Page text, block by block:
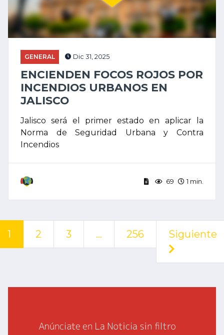
GENERAL Dic 31, 2025
ENCIENDEN FOCOS ROJOS POR
INCENDIOS URBANOS EN
JALISCO
Jalisco será el primer estado en aplicar la
Norma de Seguridad Urbana y Contra
Incendios
69 1 min.
1 2 3 … 256 Siguiente